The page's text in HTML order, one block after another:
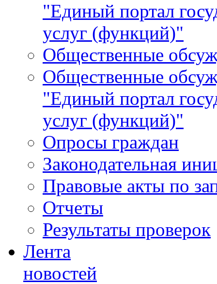
"Единый портал
услуг (функций)"
Общественные
Общественные
"Единый портал
услуг (функций)"
Опросы граждан
Законодательная
Правовые акты по
Отчеты
Результаты проверок
Лента
новостей